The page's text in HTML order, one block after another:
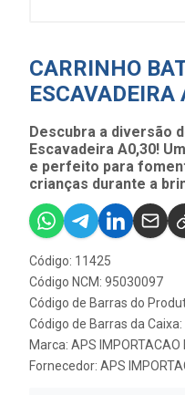
CARRINHO
ESCAVADEIRA
Descubra a diversão
Escavadeira A0,30!
e perfeito para
crianças durante a
Código: 11425
Código NCM: 95030097
Código de Barras do
Código de Barras da
Marca: APS IMPORTACAO
Fornecedor: APS